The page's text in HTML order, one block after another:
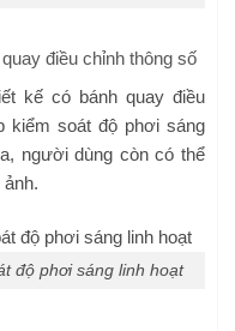
điều chỉnh thông số
kế có bánh quay điều
kiểm soát độ phơi sáng
người dùng còn có thể
độ phơi sáng linh hoạt